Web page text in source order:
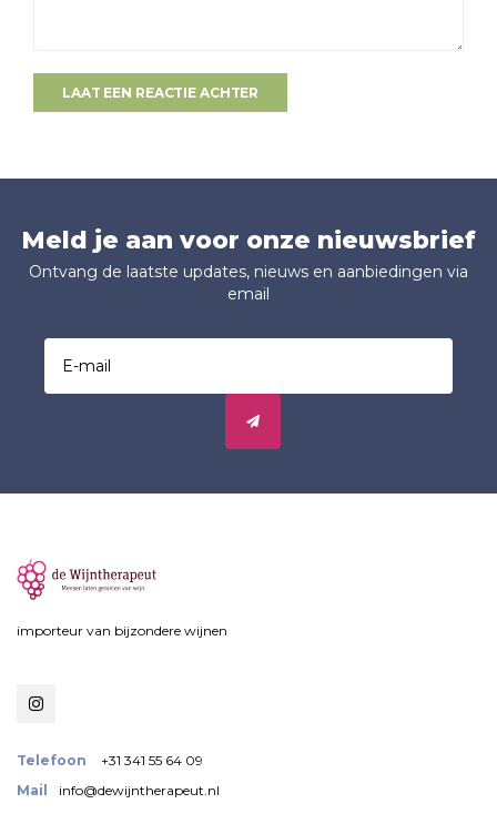
LAAT EEN REACTIE ACHTER
Meld je aan voor onze nieuwsbrief
Ontvang de laatste updates, nieuws en aanbiedingen via
email
importeur van bijzondere wijnen
Telefoon
+31 341 55 64 09
Mail
info@dewijntherapeut.nl